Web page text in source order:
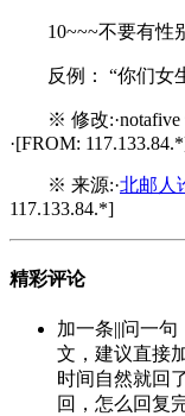
10~~~不要有性
反例： “你们女
※ 修改
·[FROM:
※ 来源:·北邮人
117.133.84.*]
精彩评论
加一条||问一
文，建议直接
时间自然就回
回，怎么回复